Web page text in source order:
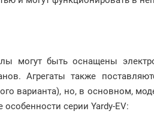
могут быть оснащены
Агрегаты также
варианта), но, в основном,
особенности серии Yardy-EV: